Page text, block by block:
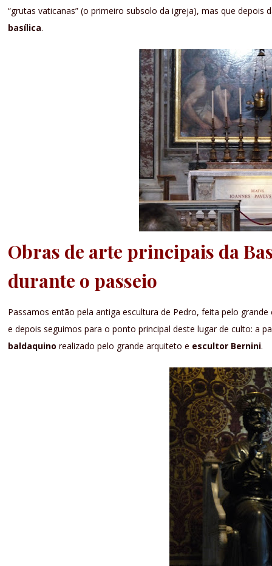
“grutas vaticanas” (o primeiro subsolo da igreja), mas que
basílica.
Obras de arte principais da
durante o passeio
Passamos então pela antiga escultura de Pedro, feita pelo
e depois seguimos para o ponto principal deste lugar de culto: a
baldaquinorealizado pelo grande arquiteto e escultor Bernini.